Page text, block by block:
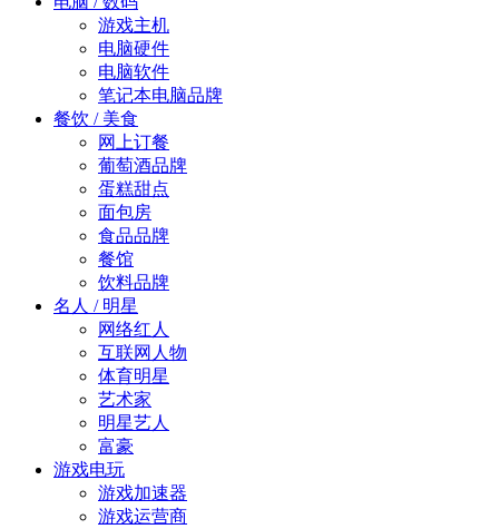
游戏主机
电脑硬件
电脑软件
笔记本电脑品牌
餐饮 / 美食
网上订餐
葡萄酒品牌
蛋糕甜点
面包房
食品品牌
餐馆
饮料品牌
名人 / 明星
网络红人
互联网人物
体育明星
艺术家
明星艺人
富豪
游戏电玩
游戏加速器
游戏运营商